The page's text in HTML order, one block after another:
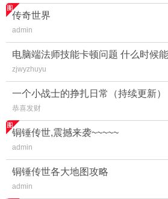
传奇世界
admin
电脑端法师技能卡顿问题 什么时候
zjwyzhuyu
一个小战士的挣扎日常（持续更新）
恭喜发财
铜锤传世,震撼来袭~~~~~
admin
铜锤传世各大地图攻略
admin